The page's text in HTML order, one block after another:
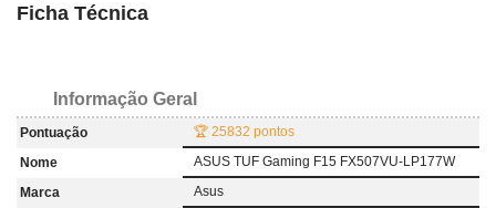
Ficha Técnica
Informação Geral
Pontuação
🏆 25832 pontos
Nome
ASUS TUF Gaming F15 FX507VU-LP177W
Marca
Asus